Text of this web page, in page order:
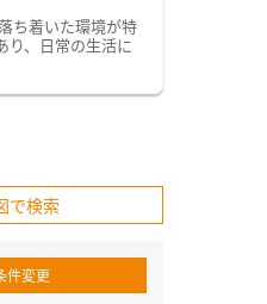
ち着いた環境が特
り、日常の生活に
で検索
件変更